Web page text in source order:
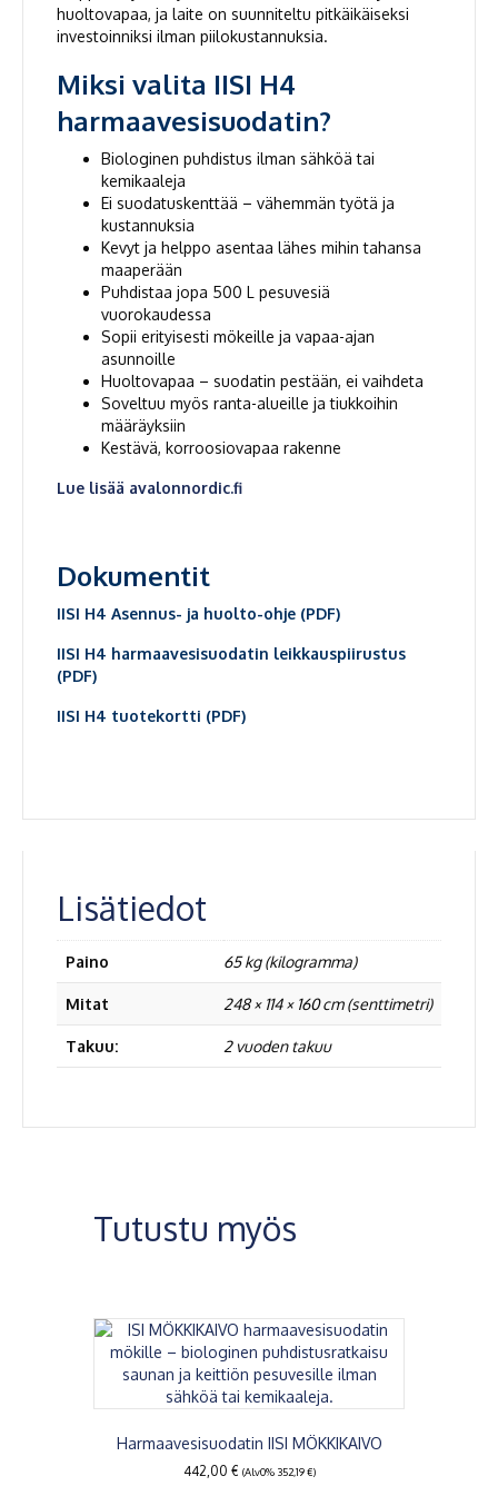
huoltovapaa, ja laite on suunniteltu pitkäikäiseksi
investoinniksi ilman piilokustannuksia.
Miksi valita IISI H4
harmaavesisuodatin?
Biologinen puhdistus ilman sähköä tai
kemikaaleja
Ei suodatuskenttää – vähemmän työtä ja
kustannuksia
Kevyt ja helppo asentaa lähes mihin tahansa
maaperään
Puhdistaa jopa 500 L pesuvesiä
vuorokaudessa
Sopii erityisesti mökeille ja vapaa-ajan
asunnoille
Huoltovapaa – suodatin pestään, ei vaihdeta
Soveltuu myös ranta-alueille ja tiukkoihin
määräyksiin
Kestävä, korroosiovapaa rakenne
Lue lisää avalonnordic.fi
Dokumentit
IISI H4 Asennus- ja huolto-ohje (PDF)
IISI H4 harmaavesisuodatin leikkauspiirustus
(PDF)
IISI H4 tuotekortti (PDF)
Lisätiedot
Paino 65 kg (kilogramma)
Mitat 248 × 114 × 160 cm (senttimetri)
Takuu: 2 vuoden takuu
Tutustu myös
Harmaavesisuodatin IISI MÖKKIKAIVO
442,00 € (Alv0% 352,19€)